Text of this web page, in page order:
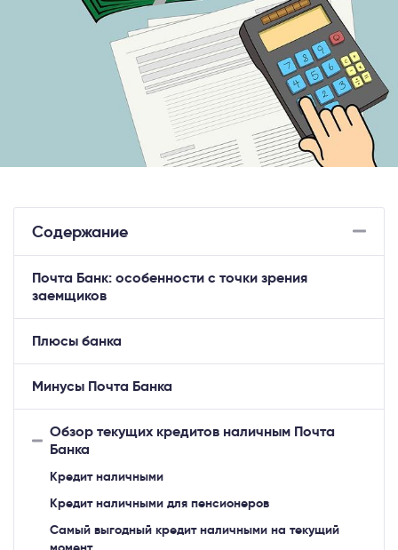
Содержание
Почта Банк: особенности с точки зрения
заемщиков
Плюсы банка
Минусы Почта Банка
Обзор текущих кредитов наличным Почта
Банка
Кредит наличными
Кредит наличными для пенсионеров
Самый выгодный кредит наличными на текущий